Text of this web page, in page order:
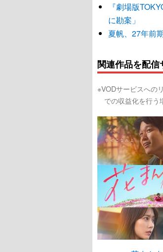
『劇場版
に勘案」
夏帆、27年前
関連作品を配
※VODサービスへの
での収益化を行う